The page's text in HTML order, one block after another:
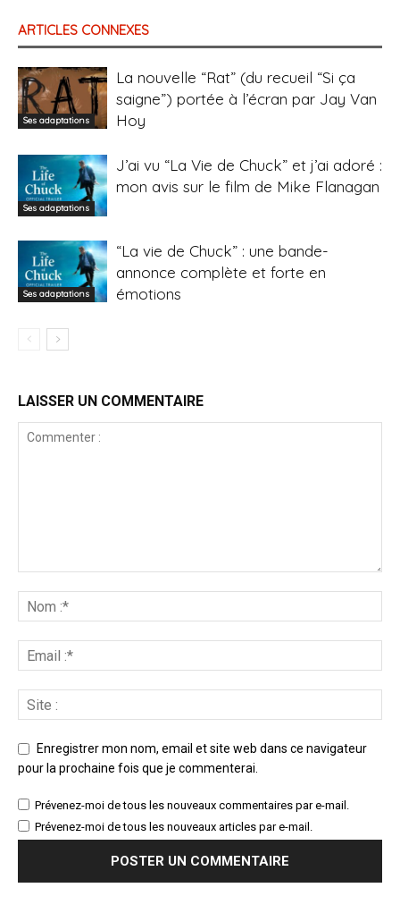
ARTICLES CONNEXES
Ses adaptations
La nouvelle “Rat” (du recueil “Si ça
saigne”) portée à l’écran par Jay Van
Hoy
Ses adaptations
J’ai vu “La Vie de Chuck” et j’ai adoré :
mon avis sur le film de Mike Flanagan
Ses adaptations
“La vie de Chuck” : une bande-
annonce complète et forte en
émotions
LAISSER UN COMMENTAIRE
Enregistrer mon nom, email et site web dans ce navigateur
pour la prochaine fois que je commenterai.
Prévenez-moi de tous les nouveaux commentaires par e-mail.
Prévenez-moi de tous les nouveaux articles par e-mail.